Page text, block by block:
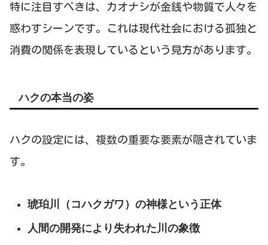
特に注目すべきは、カオナシが金銭や物質で人々を
惑わすシーンです。これは現代社会における孤独と
消費の関係を表現しているという見方があります。
ハクの本当の姿
ハクの設定には、複数の重要な要素が隠されていま
す。
琥珀川（コハクガワ）の神様という正体
人間の開発により失われた川の象徴